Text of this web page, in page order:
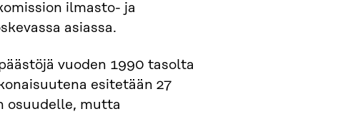
ilmasto- ja
asiassa.
vuoden 1990 tasolta
esitetään 27
osuudelle, mutta